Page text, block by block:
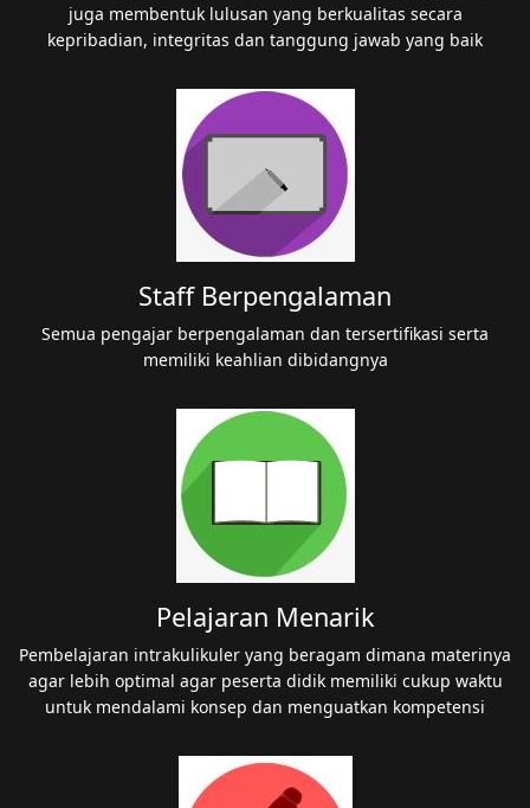
juga membentuk lulusan yang berkualitas secara
kepribadian, integritas dan tanggung jawab yang baik
Staff Berpengalaman
Semua pengajar berpengalaman dan tersertifikasi serta
memiliki keahlian dibidangnya
Pelajaran Menarik
Pembelajaran intrakulikuler yang beragam dimana materinya
agar lebih optimal agar peserta didik memiliki cukup waktu
untuk mendalami konsep dan menguatkan kompetensi